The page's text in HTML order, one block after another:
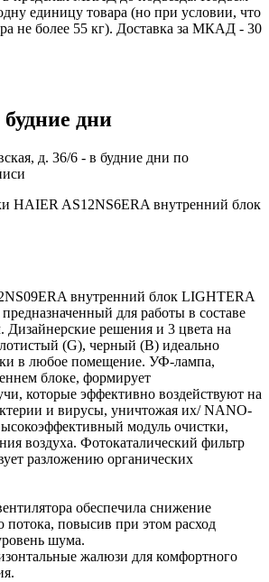
единицу товара (но при условии, что
не более 55 кг). Доставка за МКАД - 30
дни
д. 36/6 - в будние дни по
HAIER AS12NS6ERA внутренний блок
внутренний блок LIGHTERA
для работы в составе
Дизайнерские решения и 3 цвета на
(G), черный (B) идеально
в любое помещение. УФ-лампа,
блоке, формирует
которые эффективно воздействуют на
и вирусы, уничтожая их/ NANO-
модуль очистки,
воздуха. Фотокаталический фильтр
разложению органических
обеспечила снижение
потока, повысив при этом расход
шума.
жалюзи для комфортного